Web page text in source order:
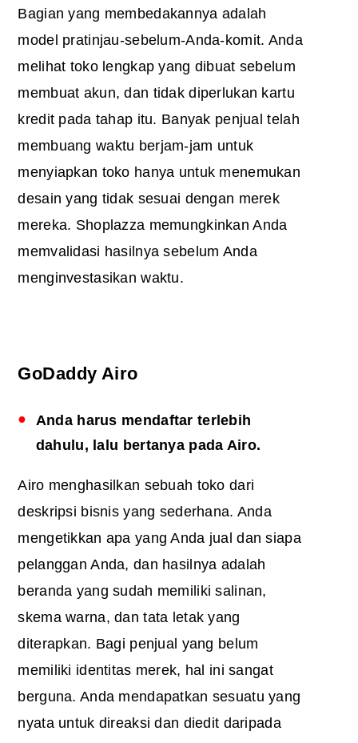
Bagian yang membedakannya adalah
model pratinjau-sebelum-Anda-komit. Anda
melihat toko lengkap yang dibuat sebelum
membuat akun, dan tidak diperlukan kartu
kredit pada tahap itu. Banyak penjual telah
membuang waktu berjam-jam untuk
menyiapkan toko hanya untuk menemukan
desain yang tidak sesuai dengan merek
mereka. Shoplazza memungkinkan Anda
memvalidasi hasilnya sebelum Anda
menginvestasikan waktu.
GoDaddy Airo
Anda harus mendaftar terlebih
dahulu, lalu bertanya pada Airo.
Airo menghasilkan sebuah toko dari
deskripsi bisnis yang sederhana. Anda
mengetikkan apa yang Anda jual dan siapa
pelanggan Anda, dan hasilnya adalah
beranda yang sudah memiliki salinan,
skema warna, dan tata letak yang
diterapkan. Bagi penjual yang belum
memiliki identitas merek, hal ini sangat
berguna. Anda mendapatkan sesuatu yang
nyata untuk direaksi dan diedit daripada